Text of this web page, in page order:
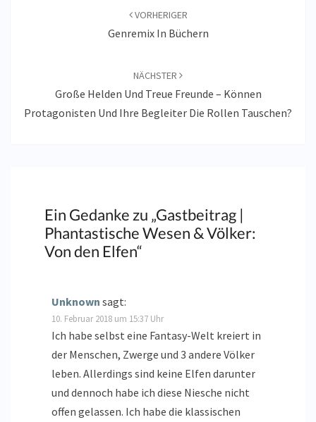
VORHERIGER
Genremix In Büchern
NÄCHSTER
Große Helden Und Treue Freunde – Können
Protagonisten Und Ihre Begleiter Die Rollen Tauschen?
Ein Gedanke zu „Gastbeitrag |
Phantastische Wesen & Völker:
Von den Elfen“
Unknown sagt:
10. Februar 2018 um 15:37 Uhr
Ich habe selbst eine Fantasy-Welt kreiert in
der Menschen, Zwerge und 3 andere Völker
leben. Allerdings sind keine Elfen darunter
und dennoch habe ich diese Niesche nicht
offen gelassen. Ich habe die klassischen